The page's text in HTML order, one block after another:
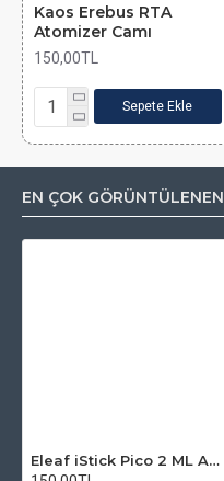
Kaos Erebus RTA
Atomizer Camı
150,00TL
Sepete Ekle
EN ÇOK GÖRÜNTÜLENEN
Eleaf iStick Pico 2 ML Atomizer Camı